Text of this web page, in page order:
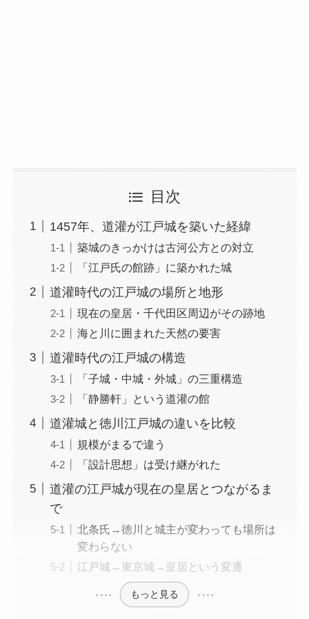
目次
1457年、道灌が江戸城を築いた経緯
築城のきっかけは古河公方との対立
「江戸氏の館跡」に築かれた城
道灌時代の江戸城の場所と地形
現在の皇居・千代田区周辺がその跡地
海と川に囲まれた天然の要害
道灌時代の江戸城の構造
「子城・中城・外城」の三重構造
「静勝軒」という道灌の館
道灌城と徳川江戸城の違いを比較
規模がまるで違う
「設計思想」は受け継がれた
道灌の江戸城が現在の皇居とつながるま
で
北条氏→徳川と城主が変わっても場所は
変わらない
江戸城→東京城→皇居という変遷
もっと見る